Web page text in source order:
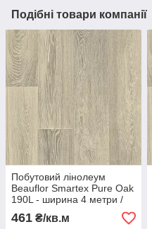
Подібні товари компанії
Побутовий лінолеум
Beauflor Smartex Pure Oak
190L - ширина 4 метри /
безкоштовна доставка/
461 ₴/кв.м